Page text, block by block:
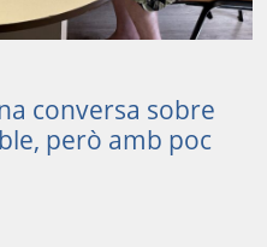
conversa sobre
però amb poc